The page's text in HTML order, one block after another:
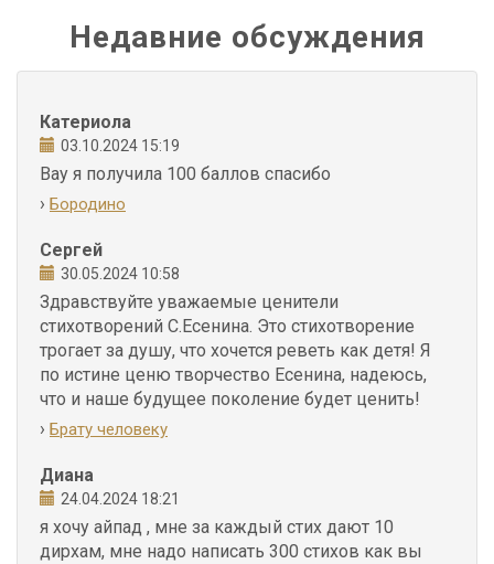
Недавние обсуждения
Катериола
03.10.2024 15:19
Вау я получила 100 баллов спасибо
› Бородино
Сергей
30.05.2024 10:58
Здравствуйте уважаемые ценители
стихотворений С.Есенина. Это стихотворение
трогает за душу, что хочется реветь как детя! Я
по истине ценю творчество Есенина, надеюсь,
что и наше будущее поколение будет ценить!
› Брату человеку
Диана
24.04.2024 18:21
я хочу айпад , мне за каждый стих дают 10
дирхам, мне надо написать 300 стихов как вы